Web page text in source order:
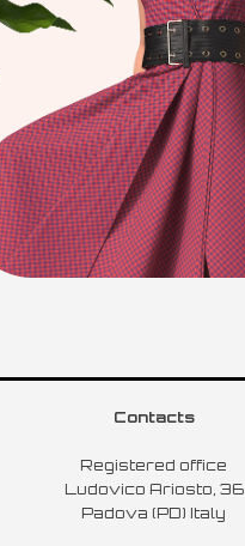
Contacts
Registered office
Ludovico Ariosto, 36
Padova (PD) Italy